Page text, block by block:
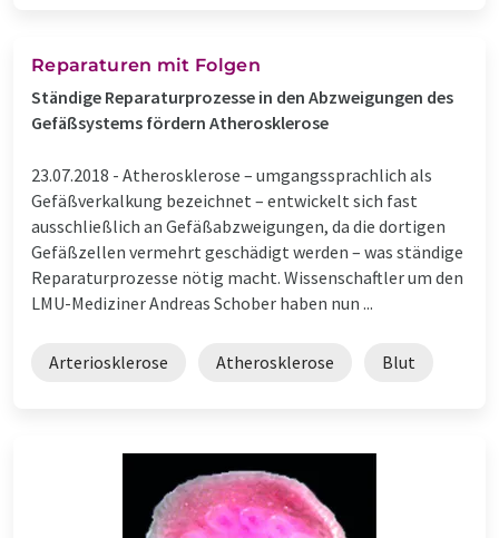
Reparaturen mit Folgen
Ständige Reparaturprozesse in den Abzweigungen des
Gefäßsystems fördern Atherosklerose
23.07.2018 - Atherosklerose – umgangssprachlich als
Gefäßverkalkung bezeichnet – entwickelt sich fast
ausschließlich an Gefäßabzweigungen, da die dortigen
Gefäßzellen vermehrt geschädigt werden – was ständige
Reparaturprozesse nötig macht. Wissenschaftler um den
LMU-Mediziner Andreas Schober haben nun ...
Arteriosklerose Atherosklerose Blut